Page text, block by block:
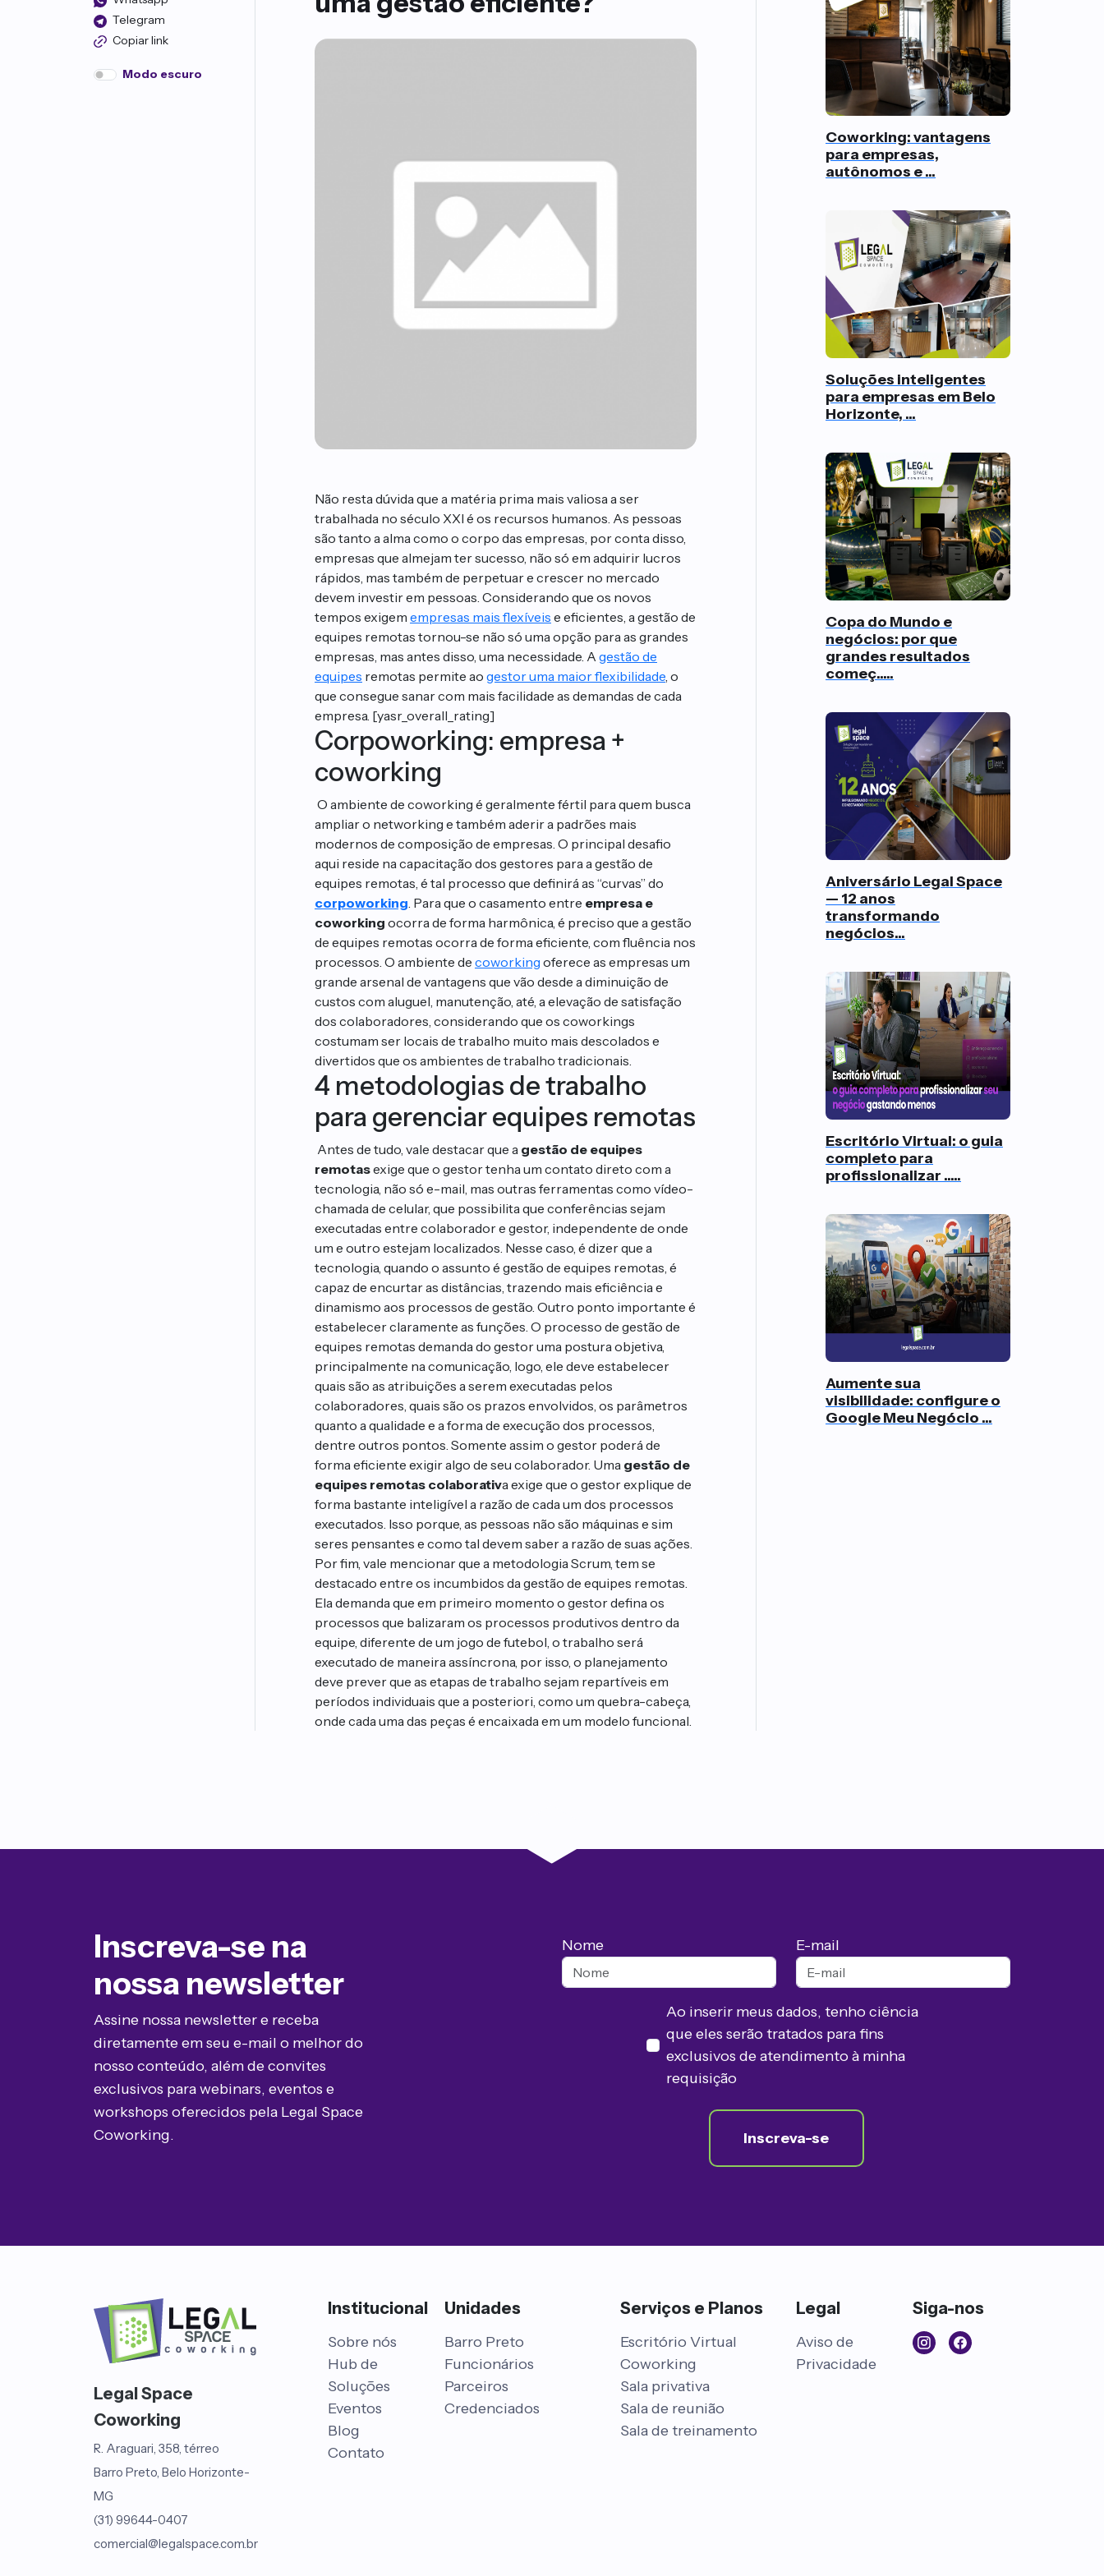
Telegram
Copiar link
Modo escuro
Não resta dúvida que a matéria prima mais valiosa a ser
trabalhada no século XXI é os recursos humanos. As pessoas
são tanto a alma como o corpo das empresas, por conta disso,
empresas que almejam ter sucesso, não só em adquirir lucros
rápidos, mas também de perpetuar e crescer no mercado
devem investir em pessoas. Considerando que os novos
tempos exigem empresas mais flexíveis e eficientes, a gestão de
equipes remotas tornou-se não só uma opção para as grandes
empresas, mas antes disso, uma necessidade. A gestão de
equipes remotas permite ao gestor uma maior flexibilidade, o
que consegue sanar com mais facilidade as demandas de cada
empresa. [yasr_overall_rating]
Corpoworking: empresa +
coworking
O ambiente de coworking é geralmente fértil para quem busca
ampliar o networking e também aderir a padrões mais
modernos de composição de empresas. O principal desafio
aqui reside na capacitação dos gestores para a gestão de
equipes remotas, é tal processo que definirá as “curvas” do
corpoworking. Para que o casamento entre empresa e
coworking ocorra de forma harmônica, é preciso que a gestão
de equipes remotas ocorra de forma eficiente, com fluência nos
processos. O ambiente de coworking oferece as empresas um
grande arsenal de vantagens que vão desde a diminuição de
custos com aluguel, manutenção, até, a elevação de satisfação
dos colaboradores, considerando que os coworkings
costumam ser locais de trabalho muito mais descolados e
divertidos que os ambientes de trabalho tradicionais.
4 metodologias de trabalho
para gerenciar equipes remotas
Antes de tudo, vale destacar que a gestão de equipes
remotasexige que o gestor tenha um contato direto com a
tecnologia, não só e-mail, mas outras ferramentas como vídeo-
chamada de celular, que possibilita que conferências sejam
executadas entre colaborador e gestor, independente de onde
um e outro estejam localizados. Nesse caso, é dizer que a
tecnologia, quando o assunto é gestão de equipes remotas, é
capaz de encurtar as distâncias, trazendo mais eficiência e
dinamismo aos processos de gestão. Outro ponto importante é
estabelecer claramente as funções. O processo de gestão de
equipes remotas demanda do gestor uma postura objetiva,
principalmente na comunicação, logo, ele deve estabelecer
quais são as atribuições a serem executadas pelos
colaboradores, quais são os prazos envolvidos, os parâmetros
quanto a qualidade e a forma de execução dos processos,
dentre outros pontos. Somente assim o gestor poderá de
forma eficiente exigir algo de seu colaborador. Uma gestão de
equipes remotas colaborativa exige que o gestor explique de
forma bastante inteligível a razão de cada um dos processos
executados. Isso porque, as pessoas não são máquinas e sim
seres pensantes e como tal devem saber a razão de suas ações.
Por fim, vale mencionar que a metodologia Scrum, tem se
destacado entre os incumbidos da gestão de equipes remotas.
Ela demanda que em primeiro momento o gestor defina os
processos que balizaram os processos produtivos dentro da
equipe, diferente de um jogo de futebol, o trabalho será
executado de maneira assíncrona, por isso, o planejamento
deve prever que as etapas de trabalho sejam repartíveis em
períodos individuais que a posteriori, como um quebra-cabeça,
onde cada uma das peças é encaixada em um modelo funcional.
Coworking: vantagens
para empresas,
autônomos e ...
Soluções inteligentes
para empresas em Belo
Horizonte, ...
Copa do Mundo e
negócios: por que
grandes resultados
começ.....
Aniversário Legal Space
— 12 anos
transformando
negócios...
Escritório Virtual: o guia
completo para
profissionalizar .....
Aumente sua
visibilidade: configure o
Google Meu Negócio ...
Inscreva-se na
nossa newsletter
Assine nossa newsletter e receba
diretamente em seu e-mail o melhor do
nosso conteúdo, além de convites
exclusivos para webinars, eventos e
workshops oferecidos pela Legal Space
Coworking.
Nome E-mail
Ao inserir meus dados, tenho ciência
que eles serão tratados para fins
exclusivos de atendimento à minha
requisição
Inscreva-se
Legal Space
Coworking
R. Araguari, 358, térreo
Barro Preto, Belo Horizonte-
MG
(31) 99644-0407
comercial@legalspace.com.br
Institucional
Sobre nós
Hub de
Soluções
Eventos
Blog
Contato
Unidades
Barro Preto
Funcionários
Parceiros
Credenciados
Serviços e Planos
Escritório Virtual
Coworking
Sala privativa
Sala de reunião
Sala de treinamento
Legal
Aviso de
Privacidade
Siga-nos